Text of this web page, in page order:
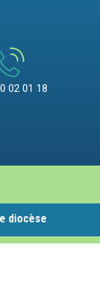
diocèse
02 01 18